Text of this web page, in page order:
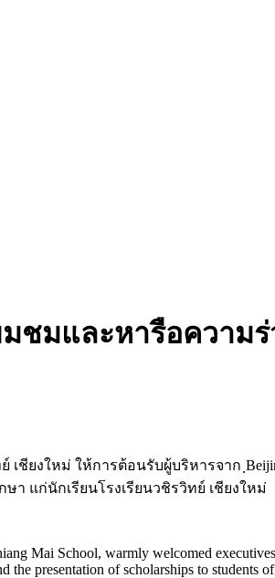
มชมและหารือควา
ใหม่ ให้การต้อนรับผู้บริหารจาก ฺBeijing
แก่นักเรียนโรงเรียนวชิรวิทย์ เชียงใหม่
Mai School, warmly welcomed
presentation of scholarships to students